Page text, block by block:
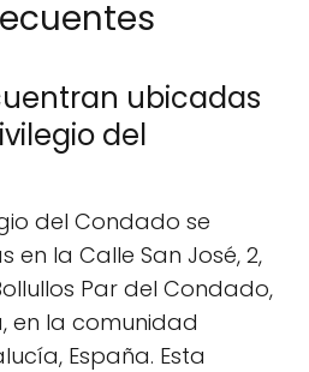
ubicadas
del
del Condado se
en la Calle San José, 2,
Par del Condado,
en la comunidad
España. Esta